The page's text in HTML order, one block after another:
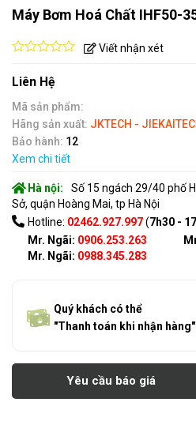
Máy Bơm Hoá Chất IHF50-
out
of
5
Viết nhận xét
Liên Hệ
Mã sản phẩm:
Hãng sản xuất: JKTECH -
Bảo hành: 12
Xem chi tiết
Hà nội:
Số 15 ngách 29/40 phố
Sở, quận Hoàng Mai, tp Hà Nội
Hotline: 02462.927.997(7h30 -
Mr. Ngãi: 0906.253.263
Mr. Ngãi: 0988.345.283
Quý khách có thể
"Thanh toán khi nhận hàng"
Yêu cầu báo giá